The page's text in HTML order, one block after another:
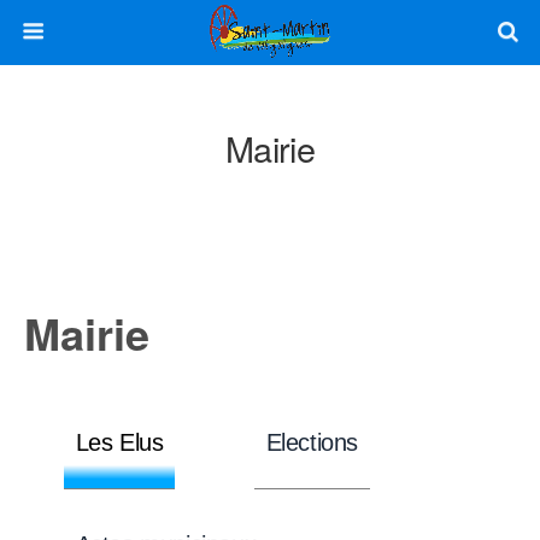
Mairie
Mairie
Les Elus Elections